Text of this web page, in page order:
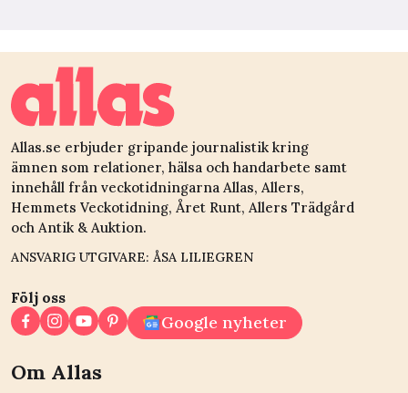
Allas.se erbjuder gripande journalistik kring
ämnen som relationer, hälsa och handarbete samt
innehåll från veckotidningarna Allas, Allers,
Hemmets Veckotidning, Året Runt, Allers Trädgård
och Antik & Auktion.
ANSVARIG UTGIVARE: ÅSA LILIEGREN
Följ oss
Google nyheter
Om Allas